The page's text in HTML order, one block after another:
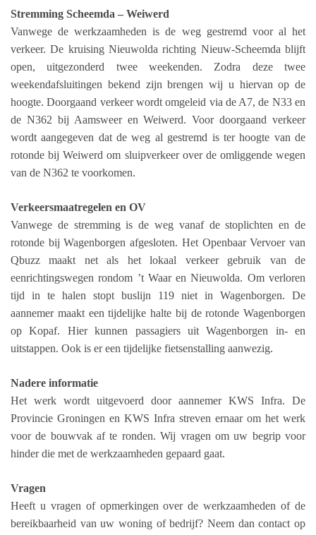
Stremming Scheemda – Weiwerd
Vanwege de werkzaamheden is de weg gestremd voor al het
verkeer. De kruising Nieuwolda richting Nieuw-Scheemda blijft
open, uitgezonderd twee weekenden. Zodra deze twee
weekendafsluitingen bekend zijn brengen wij u hiervan op de
hoogte. Doorgaand verkeer wordt omgeleid via de A7, de N33 en
de N362 bij Aamsweer en Weiwerd. Voor doorgaand verkeer
wordt aangegeven dat de weg al gestremd is ter hoogte van de
rotonde bij Weiwerd om sluipverkeer over de omliggende wegen
van de N362 te voorkomen.
Verkeersmaatregelen en OV
Vanwege de stremming is de weg vanaf de stoplichten en de
rotonde bij Wagenborgen afgesloten. Het Openbaar Vervoer van
Qbuzz maakt net als het lokaal verkeer gebruik van de
eenrichtingswegen rondom ’t Waar en Nieuwolda. Om verloren
tijd in te halen stopt buslijn 119 niet in Wagenborgen. De
aannemer maakt een tijdelijke halte bij de rotonde Wagenborgen
op Kopaf. Hier kunnen passagiers uit Wagenborgen in- en
uitstappen. Ook is er een tijdelijke fietsenstalling aanwezig.
Nadere informatie
Het werk wordt uitgevoerd door aannemer KWS Infra. De
Provincie Groningen en KWS Infra streven ernaar om het werk
voor de bouwvak af te ronden. Wij vragen om uw begrip voor
hinder die met de werkzaamheden gepaard gaat.
Vragen
Heeft u vragen of opmerkingen over de werkzaamheden of de
bereikbaarheid van uw woning of bedrijf? Neem dan contact op